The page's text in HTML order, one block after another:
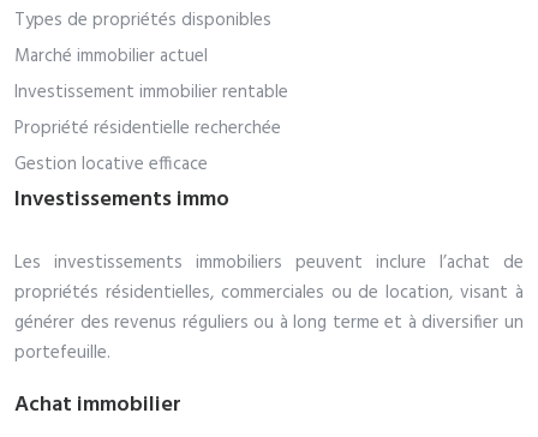
Types de propriétés disponibles
Marché immobilier actuel
Investissement immobilier rentable
Propriété résidentielle recherchée
Gestion locative efficace
Investissements immo
Les investissements immobiliers peuvent inclure l’achat de
propriétés résidentielles, commerciales ou de location, visant à
générer des revenus réguliers ou à long terme et à diversifier un
portefeuille.
Achat immobilier